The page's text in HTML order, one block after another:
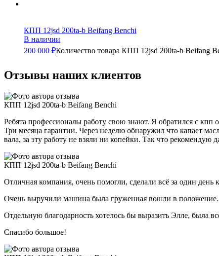
КПП 12jsd 200ta-b Beifang Benchi
В наличии
200 000 ₽Количество товара КПП 12jsd 200ta-b Beifang
Отзывы наших клиентов
КПП 12jsd 200ta-b Beifang Benchi
Ребята профессионалы работу свою знают. Я обратился с кпп
Три месяца гарантии. Через неделю обнаружил что капает
вала, за эту работу не взяли ни копейки. Так что
КПП 12jsd 200ta-b Beifang Benchi
Отличная компания, очень помогли, сделали всё за один день
Очень выручили машина была груженная вошли в положение.
Отдельную благодарность хотелось бы выразить Элле, была
Спасибо большое!